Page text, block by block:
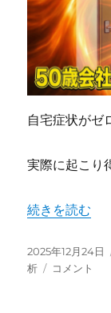
自宅症状がゼ
実際に起こり
“「明日から
続きを読む
投
稿
2025年12月24日
析
「明
コメント